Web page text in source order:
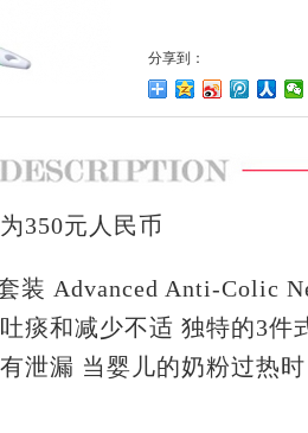
分享到：
350元人民币
装 Advanced Anti-Colic
痰和减少不适 独特的3
泄漏 当婴儿的奶粉过热